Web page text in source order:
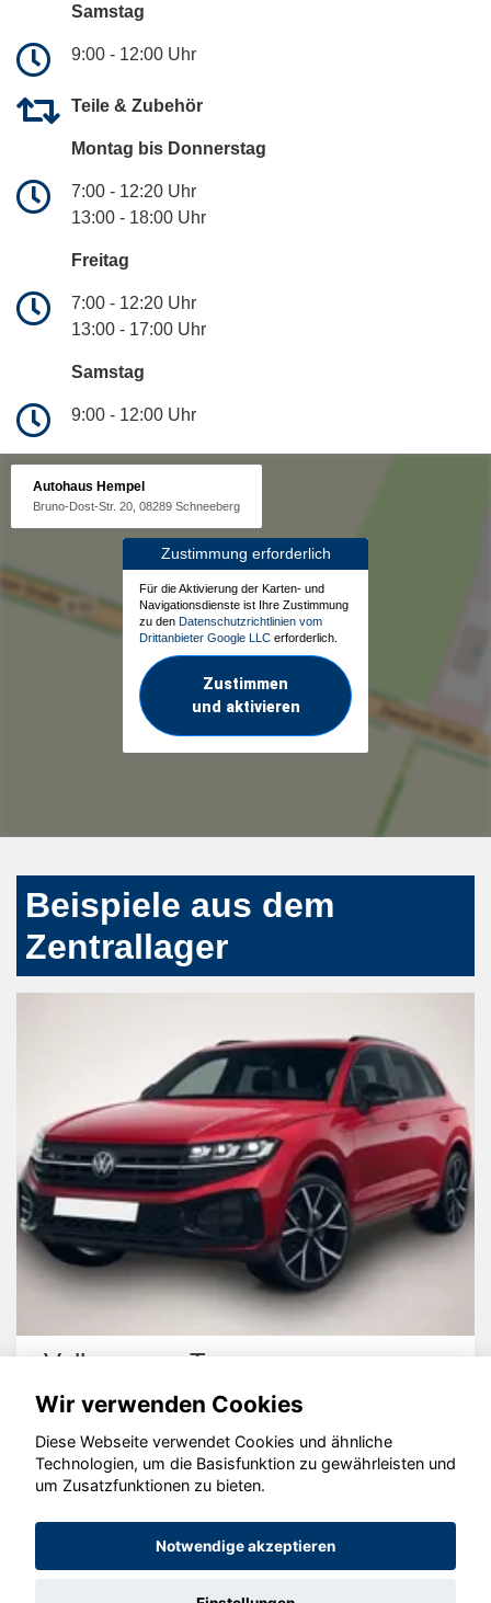
Samstag
9:00 - 12:00 Uhr
Teile & Zubehör
Montag bis Donnerstag
7:00 - 12:20 Uhr
13:00 - 18:00 Uhr
Freitag
7:00 - 12:20 Uhr
13:00 - 17:00 Uhr
Samstag
9:00 - 12:00 Uhr
Autohaus Hempel
Bruno-Dost-Str. 20, 08289 Schneeberg
Zustimmung erforderlich
Für die Aktivierung der Karten- und
Navigationsdienste ist Ihre Zustimmung
zu den Datenschutzrichtlinien vom
Drittanbieter Google LLC erforderlich.
Zustimmen
und aktivieren
Beispiele aus dem
Zentrallager
Volkswagen Touareg
© konjunkturmotor.de GmbH 2020 - 2026
Wir verwenden Cookies
Diese Webseite verwendet Cookies und ähnliche
Technologien, um die Basisfunktion zu gewährleisten und
um Zusatzfunktionen zu bieten.
Notwendige akzeptieren